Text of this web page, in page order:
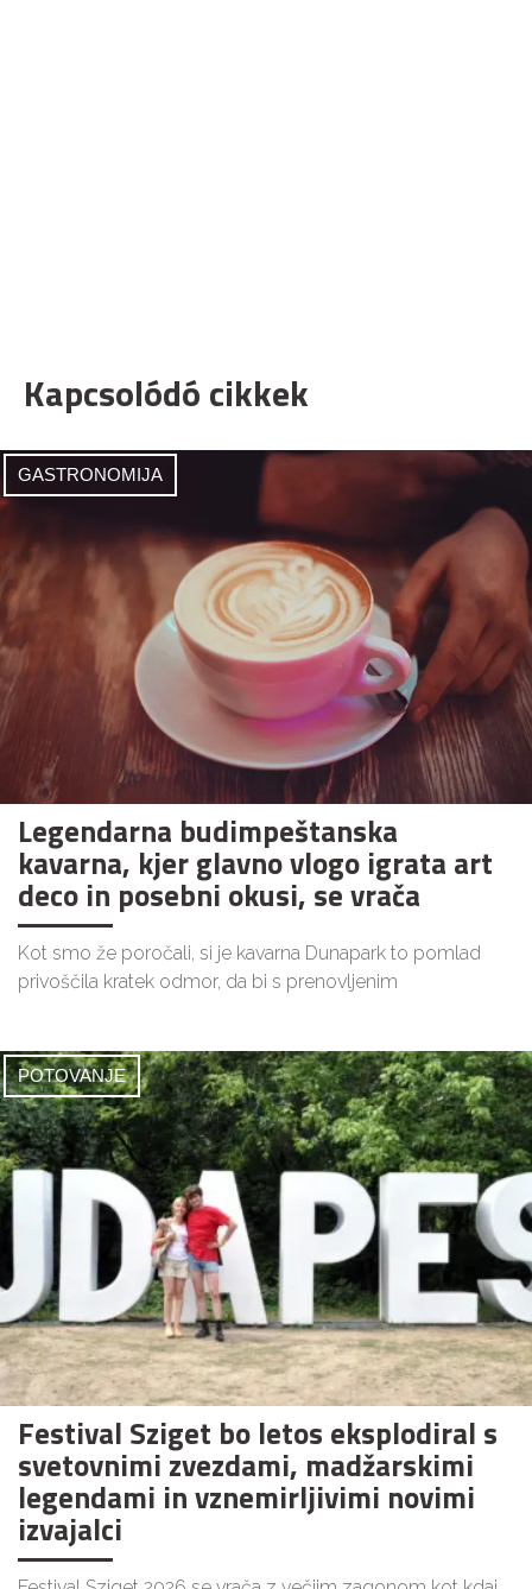
Kapcsolódó cikkek
GASTRONOMIJA
Legendarna budimpeštanska
kavarna, kjer glavno vlogo igrata art
deco in posebni okusi, se vrača
Kot smo že poročali, si je kavarna Dunapark to pomlad
privoščila kratek odmor, da bi s prenovljenim
POTOVANJE
Festival Sziget bo letos eksplodiral s
svetovnimi zvezdami, madžarskimi
legendami in vznemirljivimi novimi
izvajalci